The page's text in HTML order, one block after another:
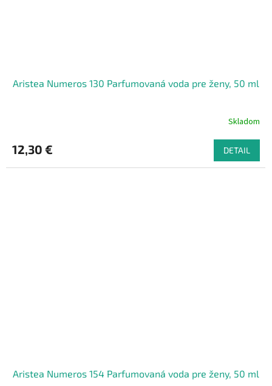
Aristea Numeros 130 Parfumovaná voda pre ženy, 50 ml
Skladom
12,30 € DETAIL
Aristea Numeros 154 Parfumovaná voda pre ženy, 50 ml